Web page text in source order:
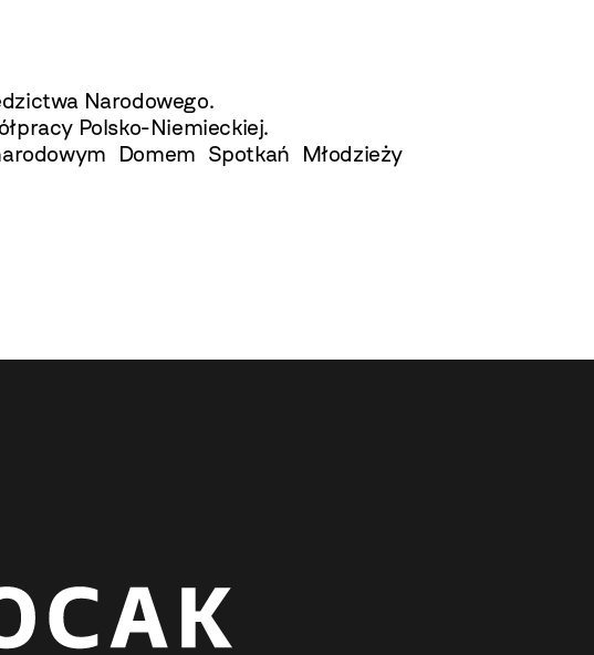
Narodowego.
Polsko-Niemieckiej.
Domem Spotkań Młodzieży